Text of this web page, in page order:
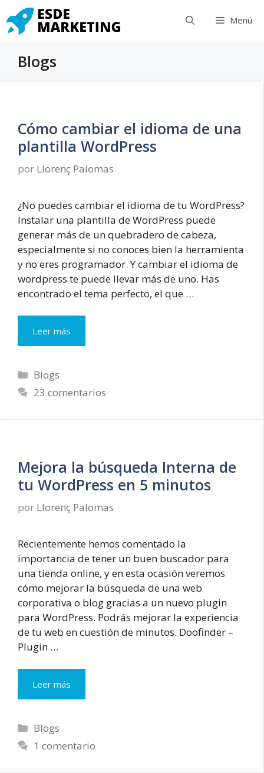
Saltar
al
contenido
Menú
Blogs
Cómo cambiar el idioma de una
plantilla WordPress
por Llorenç Palomas
¿No puedes cambiar el idioma de tu WordPress?
Instalar una plantilla de WordPress puede
generar más de un quebradero de cabeza,
especialmente si no conoces bien la herramienta
y no eres programador. Y cambiar el idioma de
wordpress te puede llevar más de uno. Has
encontrado el tema perfecto, el que …
Leer más
cambiar
una
Categorías
Blogs
23 comentarios
Mejora la búsqueda Interna de
tu WordPress en 5 minutos
por Llorenç Palomas
Recientemente hemos comentado la
importancia de tener un buen buscador para
una tienda online, y en esta ocasión veremos
cómo mejorar la búsqueda de una web
corporativa o blog gracias a un nuevo plugin
para WordPress. Podrás mejorar la experiencia
de tu web en cuestión de minutos. Doofinder –
Plugin …
Leer más
la
tu
Categorías
Blogs
1 comentario